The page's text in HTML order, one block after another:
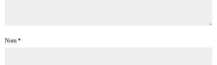
Nom *